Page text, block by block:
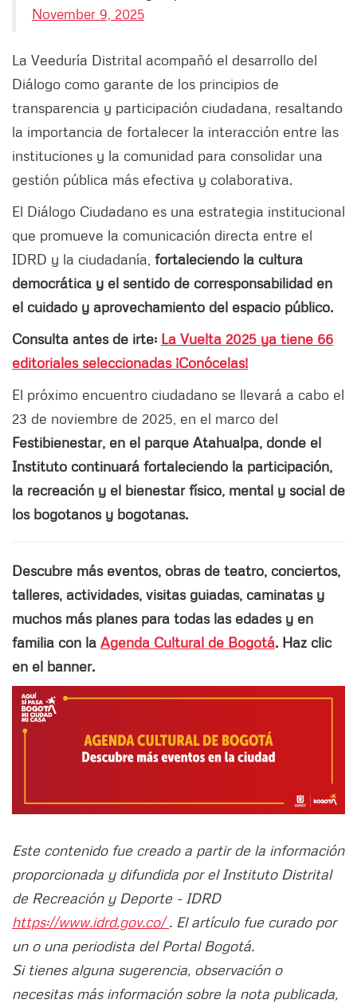
November 9, 2025
La Veeduría Distrital acompañó el desarrollo del
Diálogo como garante de los principios de
transparencia y participación ciudadana, resaltando
la importancia de fortalecer la interacción entre las
instituciones y la comunidad para consolidar una
gestión pública más efectiva y colaborativa.
El Diálogo Ciudadano es una estrategia institucional
que promueve la comunicación directa entre el
IDRD y la ciudadanía, fortaleciendo la cultura
democrática y el sentido de corresponsabilidad en
el cuidado y aprovechamiento del espacio público.
Consulta antes de irte: La Vuelta 2025 ya tiene 66
editoriales seleccionadas ¡Conócelas!
El próximo encuentro ciudadano se llevará a cabo el
23 de noviembre de 2025, en el marco del
Festibienestar, en el parque Atahualpa, donde el
Instituto continuará fortaleciendo la participación,
la recreación y el bienestar físico, mental y social de
los bogotanos y bogotanas.
Descubre más eventos, obras de teatro, conciertos,
talleres, actividades, visitas guiadas, caminatas y
muchos más planes para todas las edades y en
familia con la Agenda Cultural de Bogotá. Haz clic
en el banner.
Este contenido fue creado a partir de la información
proporcionada y difundida por el Instituto Distrital
de Recreación y Deporte - IDRD
https://www.idrd.gov.co/. El artículo fue curado por
un o una periodista del Portal Bogotá.
Si tienes alguna sugerencia, observación o
necesitas más información sobre la nota publicada,